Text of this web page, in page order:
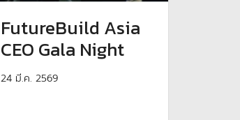
FutureBuild Asia
CEO Gala Night
24 มี.ค. 2569